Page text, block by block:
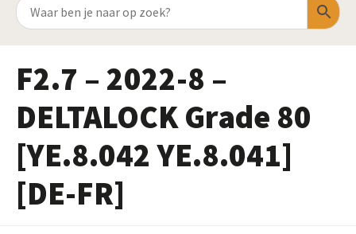
F2.7 – 2022-8 –
DELTALOCK Grade 80
[YE.8.042 YE.8.041]
[DE-FR]